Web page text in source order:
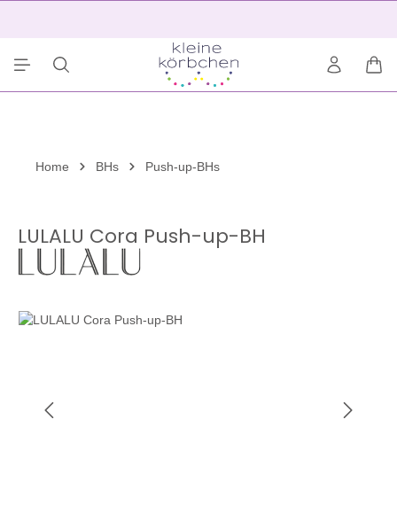
Home BHs Push-up-BHs
LULALU Cora Push-up-BH
Bildergalerie überspringen